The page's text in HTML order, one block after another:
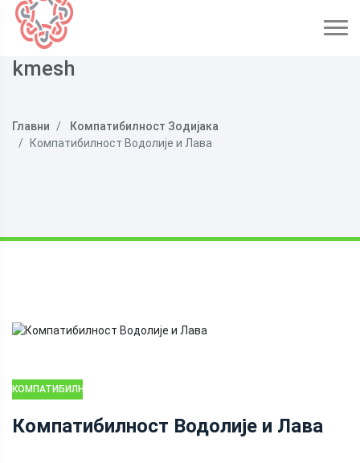
kmesh
Главни
Компатибилност Зодијака
Компатибилност Водолије и Лава
КОМПАТИБИЛНОСТ
Компатибилност Водолије и Лава